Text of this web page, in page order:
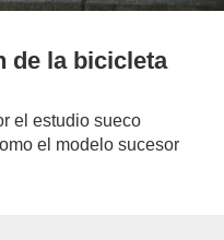
de la bicicleta
el estudio sueco
el modelo sucesor